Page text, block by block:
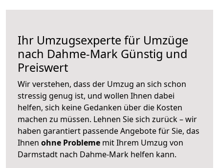
Ihr Umzugsexperte für Umzüge
nach Dahme-Mark Günstig und
Preiswert
Wir verstehen, dass der Umzug an sich schon
stressig genug ist, und wollen Ihnen dabei
helfen, sich keine Gedanken über die Kosten
machen zu müssen. Lehnen Sie sich zurück – wir
haben garantiert passende Angebote für Sie, das
Ihnen ohne Probleme mit Ihrem Umzug von
Darmstadt nach Dahme-Mark helfen kann.